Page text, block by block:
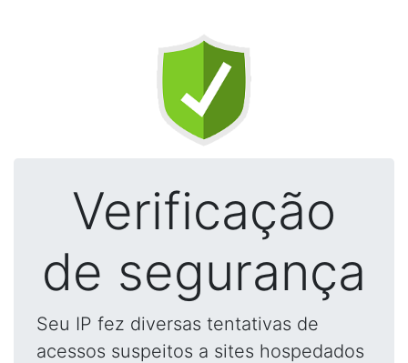
Verificação
de segurança
Seu IP fez diversas tentativas de
acessos suspeitos a sites hospedados